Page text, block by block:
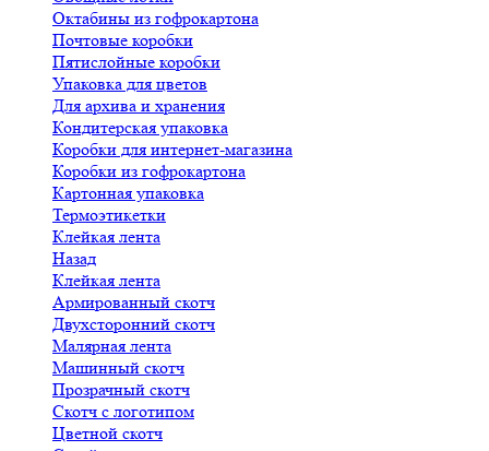
Октабины из гофрокартона
Почтовые коробки
Пятислойные коробки
Упаковка для цветов
Для архива и хранения
Кондитерская упаковка
Коробки для интернет-магазина
Коробки из гофрокартона
Картонная упаковка
Термоэтикетки
Клейкая лента
Назад
Клейкая лента
Армированный скотч
Двухсторонний скотч
Малярная лента
Машинный скотч
Прозрачный скотч
Скотч с логотипом
Цветной скотч